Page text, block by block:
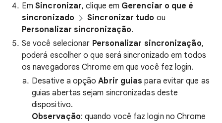
EmSincronizar, clique em Gerenciar o que é
sincronizado
Sincronizar tudo ou
Personalizar sincronização.
Se você selecionar Personalizar sincronização,
poderá escolher o que será sincronizado em todos
os navegadores Chrome em que você fez login.
Desative a opçãoAbrir guias para evitar que as
guias abertas sejam sincronizadas deste
dispositivo.
Observação: quando você faz login no Chrome